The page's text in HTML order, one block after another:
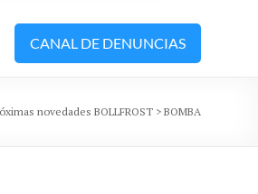
CANAL DE DENUNCIAS
novedades BOLLFROST > BOMBA